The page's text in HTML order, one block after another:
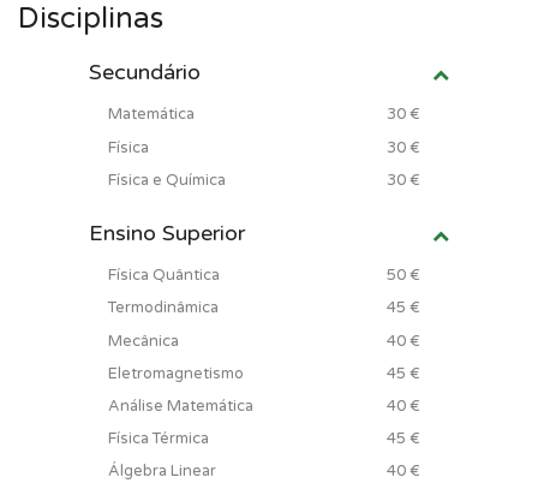
Disciplinas
Secundário
Matemática
30 €
Física
30 €
Física e Química
30 €
Ensino Superior
Física Quântica
50 €
Termodinâmica
45 €
Mecânica
40 €
Eletromagnetismo
45 €
Análise Matemática
40 €
Física Térmica
45 €
Álgebra Linear
40 €